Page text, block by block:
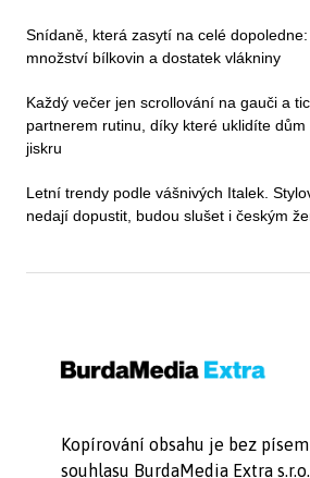
Snídaně, která zasytí na celé
množství bílkovin a dostatek vlákniny
Každý večer jen scrollování na gauči a
partnerem rutinu, díky které uklidíte
jiskru
Letní trendy podle vášnivých Italek.
nedají dopustit, budou slušet i českým
Kopírování obsahu je bez
souhlasu BurdaMedia Extra